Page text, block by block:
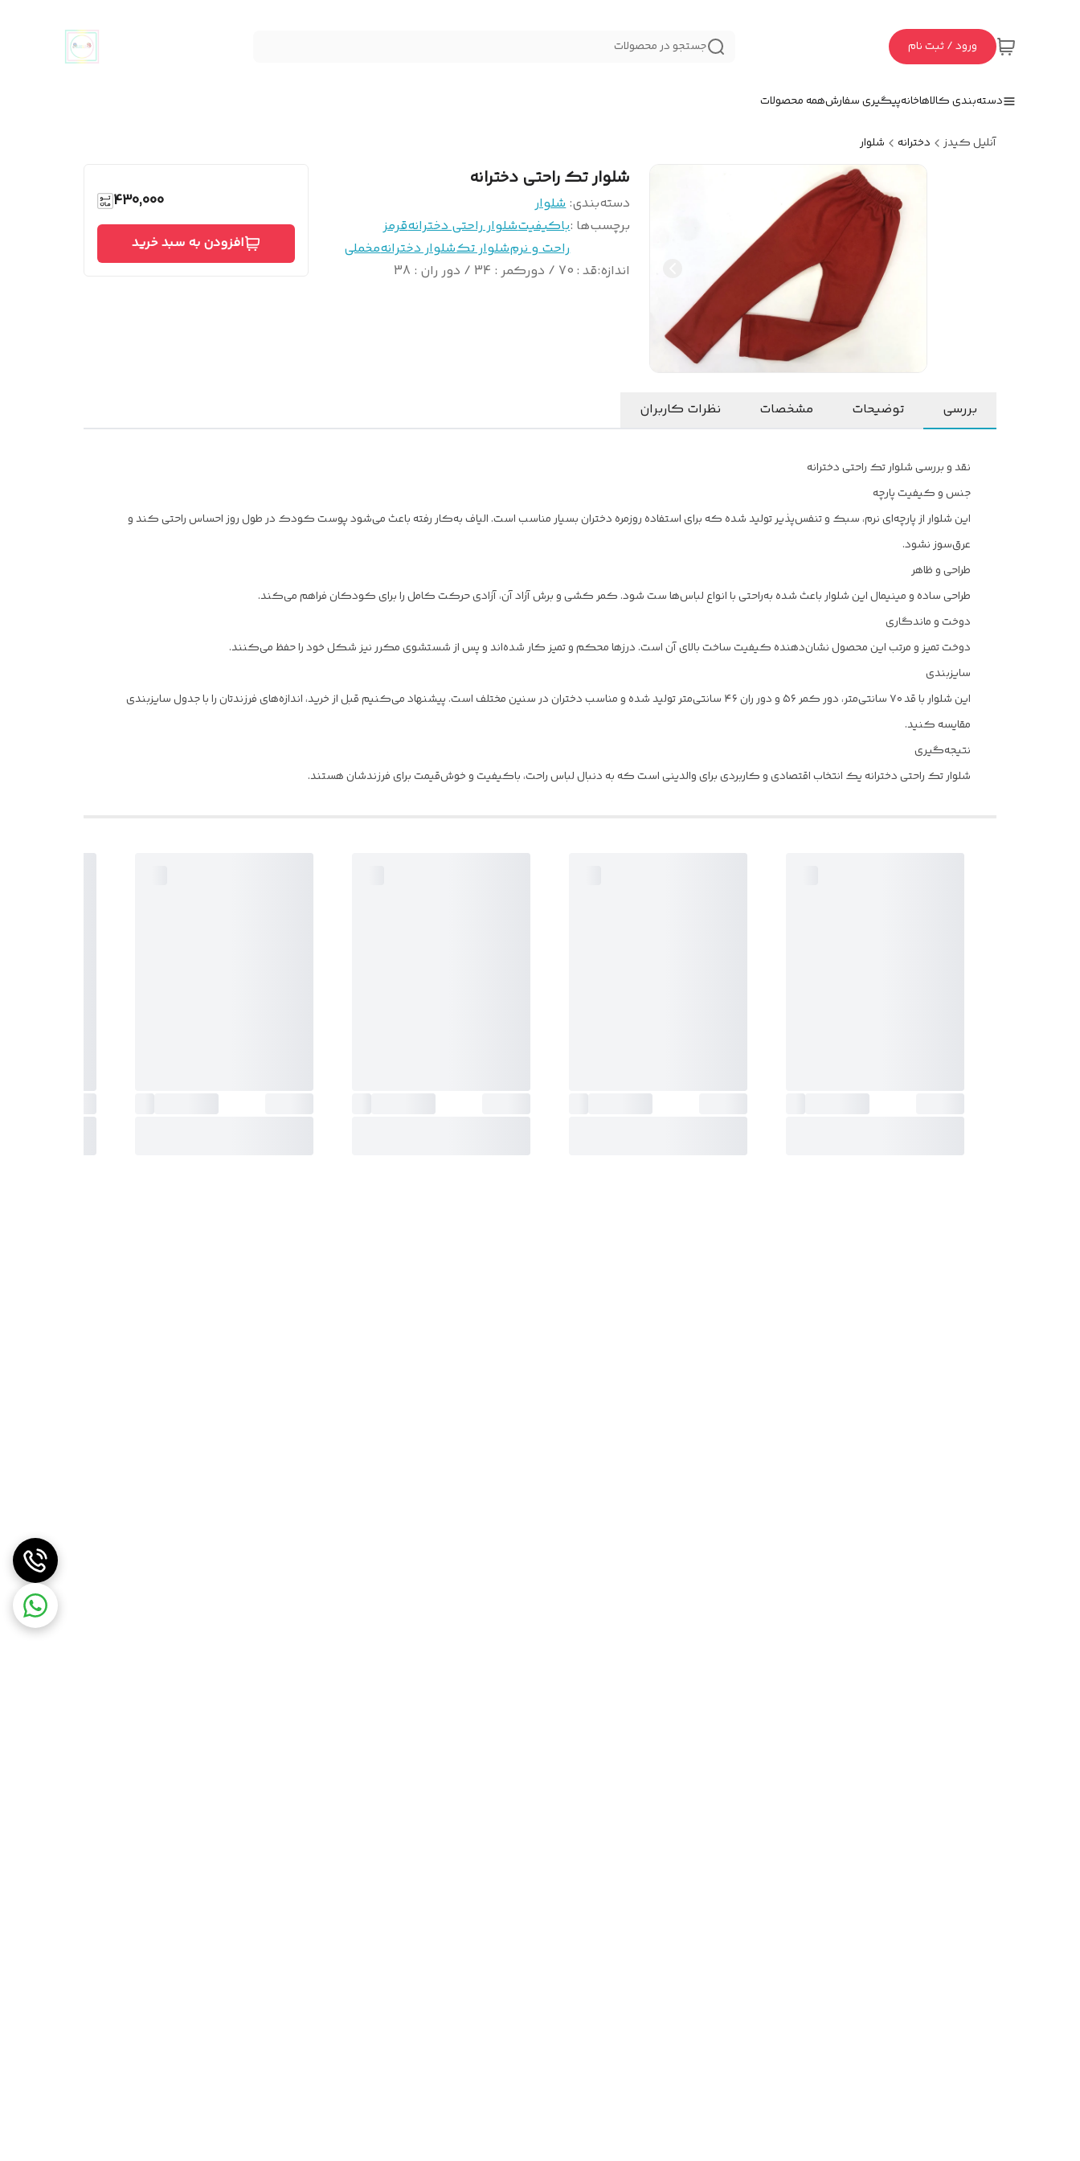
ورود / ثبت نام جستجو در محصولات
دسته‌بندی کالاهاخانهپیگیری سفارشهمه محصولات
آنلیل کیدز دخترانه شلوار
شلوار تک راحتی دخترانه
دسته‌بندی:شلوار
برچسب‌ها :باکیفیتشلوار راحتی دخترانهقرمز
راحت و نرمشلوار تکشلوار دخترانهمخملی
اندازه:قد : 70 / دورکمر : 34 / دور ران : 38
430,000
افزودن به سبد خرید
بررسی توضیحات مشخصات نظرات کاربران
نقد و بررسی شلوار تک راحتی دخترانه
جنس و کیفیت پارچه
این شلوار از پارچه‌ای نرم، سبک و تنفس‌پذیر تولید شده که برای استفاده روزمره دختران بسیار مناسب است. الیاف به‌کار رفته باعث می‌شود پوست کودک در طول روز احساس راحتی کند و
عرق‌سوز نشود.
طراحی و ظاهر
طراحی ساده و مینیمال این شلوار باعث شده به‌راحتی با انواع لباس‌ها ست شود. کمر کشی و برش آزاد آن، آزادی حرکت کامل را برای کودکان فراهم می‌کند.
دوخت و ماندگاری
دوخت تمیز و مرتب این محصول نشان‌دهنده کیفیت ساخت بالای آن است. درزها محکم و تمیز کار شده‌اند و پس از شستشوی مکرر نیز شکل خود را حفظ می‌کنند.
سایزبندی
این شلوار با قد ۷۰ سانتی‌متر، دور کمر ۵۶ و دور ران ۴۶ سانتی‌متر تولید شده و مناسب دختران در سنین مختلف است. پیشنهاد می‌کنیم قبل از خرید، اندازه‌های فرزندتان را با جدول سایزبندی
مقایسه کنید.
نتیجه‌گیری
شلوار تک راحتی دخترانه یک انتخاب اقتصادی و کاربردی برای والدینی است که به دنبال لباس راحت، باکیفیت و خوش‌قیمت برای فرزندشان هستند.